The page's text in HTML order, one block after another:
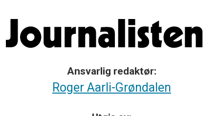
Ansvarlig redaktør:
Roger Aarli-Grøndalen